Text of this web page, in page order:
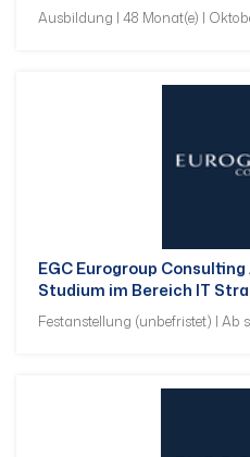
Ausbildung | 48 Monat(e) |
EGC Eurogroup
Studium im Bereich IT
Festanstellung (unbefristet) | Ab